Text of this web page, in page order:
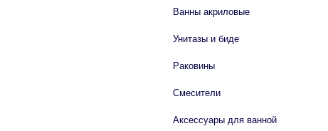
Ванны акриловые
Унитазы и биде
Раковины
Смесители
Аксессуары для ванной